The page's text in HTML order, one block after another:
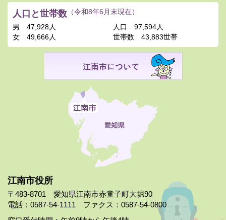
江南市役所
〒483-8701 愛知県江南市赤童子町大堀90
電話：0587-54-1111 ファクス：0587-54-0800
人口と世帯数 （令和8年6月末現在）
男
47,928人
女
49,666人
人口
97,594人
世帯数
43,883世帯